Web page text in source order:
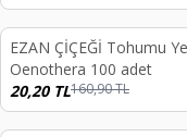
%87
EZAN ÇİÇEĞİ Tohumu
Oenothera 100 adet
20,20TL160,90TL